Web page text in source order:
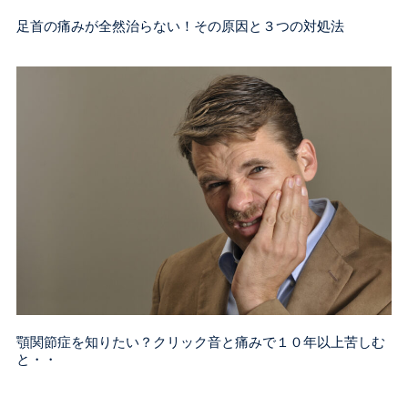
足首の痛みが全然治らない！その原因と３つの対処法
顎関節症を知りたい？クリック音と痛みで１０年以上苦しむ
と・・